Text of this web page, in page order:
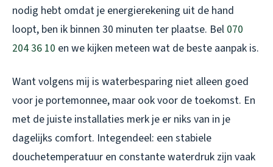
nodig hebt omdat je energierekening uit de hand
loopt, ben ik binnen 30 minuten ter plaatse. Bel 070
204 36 10 en we kijken meteen wat de beste aanpak is.
Want volgens mij is waterbesparing niet alleen goed
voor je portemonnee, maar ook voor de toekomst. En
met de juiste installaties merk je er niks van in je
dagelijks comfort. Integendeel: een stabiele
douchetemperatuur en constante waterdruk zijn vaak